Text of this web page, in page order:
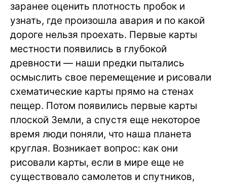
заранее оценить плотность пробок и
узнать, где произошла авария и по какой
дороге нельзя проехать. Первые карты
местности появились в глубокой
древности — наши предки пытались
осмыслить свое перемещение и рисовали
схематические карты прямо на стенах
пещер. Потом появились первые карты
плоской Земли, а спустя еще некоторое
время люди поняли, что наша планета
круглая. Возникает вопрос: как они
рисовали карты, если в мире еще не
существовало самолетов и спутников,